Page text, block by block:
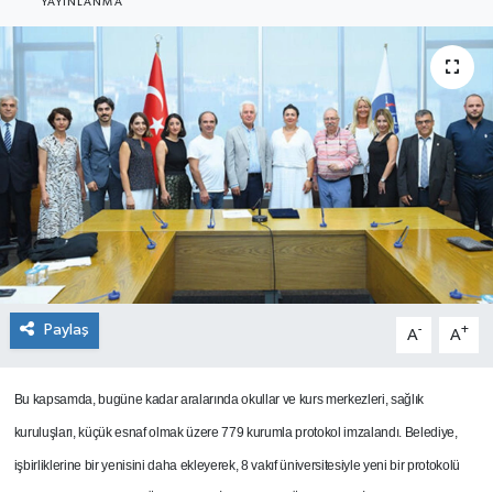
YAYINLANMA
Paylaş A- A+
Bu kapsamda, bugüne kadar aralarında okullar ve kurs merkezleri, sağlık
kuruluşları, küçük esnaf olmak üzere 779 kurumla protokol imzalandı. Belediye,
işbirliklerine bir yenisini daha ekleyerek, 8 vakıf üniversitesiyle yeni bir protokolü
SEKTÖR
ŞİRKET PANO
SÖYLEŞİ
ÜLKE
YAŞAM